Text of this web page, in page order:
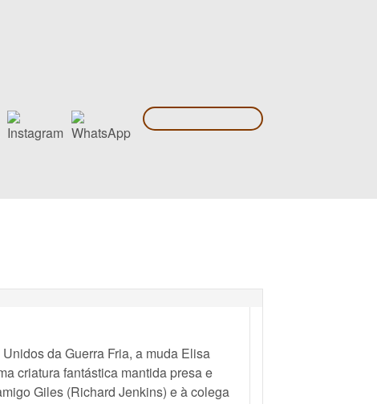
da Guerra Fria, a muda Elisa
criatura fantástica mantida presa e
Giles (Richard Jenkins) e à colega